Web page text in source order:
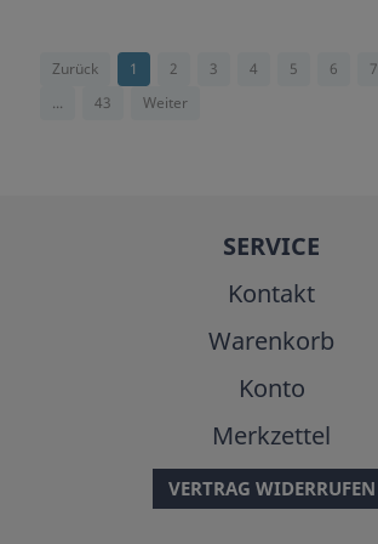
Zurück 1 2 3 4 5 6 7
...
43 Weiter
SERVICE
Kontakt
Warenkorb
Konto
Merkzettel
VERTRAG WIDERRUFEN